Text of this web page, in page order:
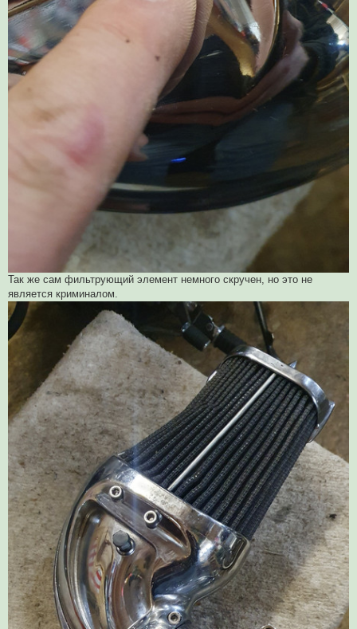
Так же сам фильтрующий элемент немного скручен, но это не
является криминалом.